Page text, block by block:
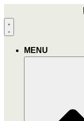
Inhalt
wechseln
MENU